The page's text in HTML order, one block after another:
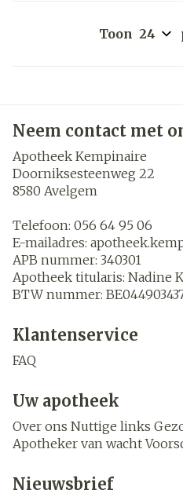
Toon
Neem contact met
Apotheek Kempinaire
Doorniksesteenweg 22
8580 Avelgem
Telefoon: 056 64 95 06
E-mailadres:
APB nummer: 340301
Apotheek titularis: Nadine
BTW nummer:
Klantenservice
FAQ
Uw apotheek
Over ons Nuttige links
Apotheker van wacht
Nieuwsbrief